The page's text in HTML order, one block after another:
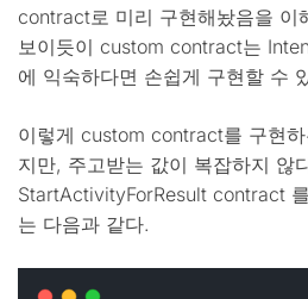
contract로 미리 구현해놨음을 이
보이듯이 custom contract는
에 익숙하다면 손쉽게 구현할 수
이렇게 custom contract를 구현
지만, 주고받는 값이 복잡하지 않
StartActivityForResult contract
는 다음과 같다.